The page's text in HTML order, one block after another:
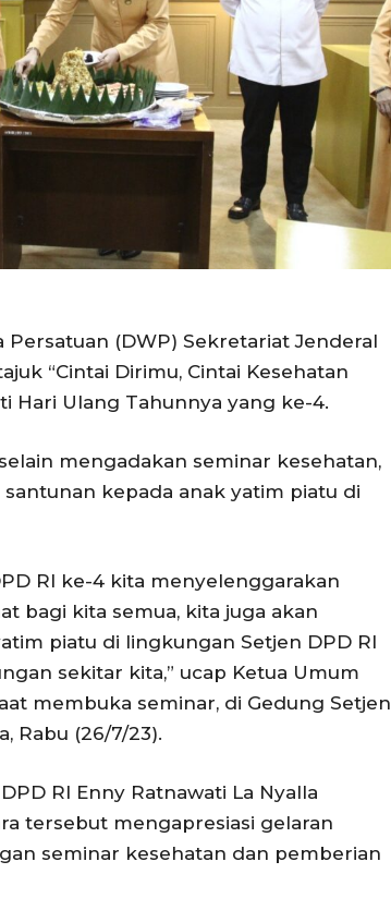
(DWP) Sekretariat Jenderal
“Cintai Dirimu, Cintai Kesehatan
Hari Ulang Tahunnya yang ke-4.
mengadakan seminar kesehatan,
kepada anak yatim piatu di
RI ke-4 kita menyelenggarakan
bagi kita semua, kita juga akan
piatu di lingkungan Setjen DPD RI
sekitar kita,” ucap Ketua Umum
membuka seminar, di Gedung Setjen
Rabu (26/7/23).
RI Enny Ratnawati La Nyalla
tersebut mengapresiasi gelaran
seminar kesehatan dan pemberian